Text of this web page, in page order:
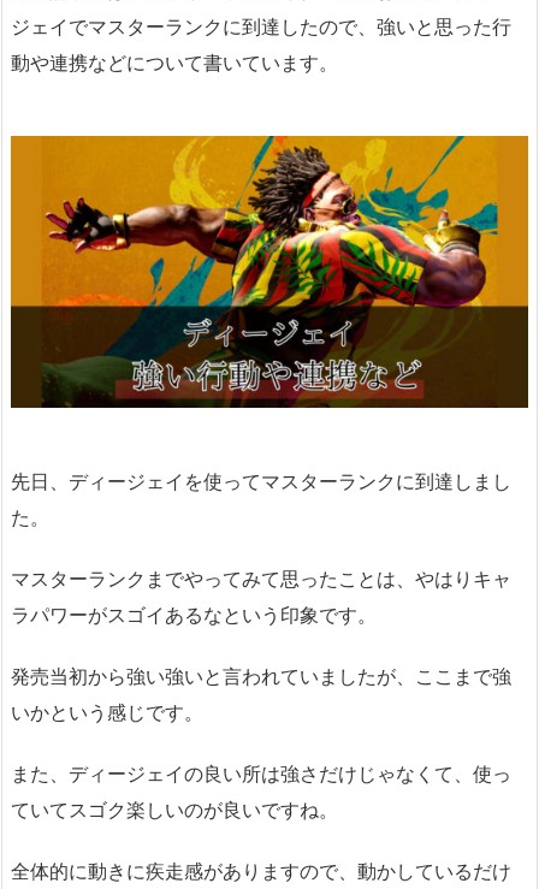
ジェイでマスターランクに到達したので、強いと思った行
動や連携などについて書いています。
先日、ディージェイを使ってマスターランクに到達しまし
た。
マスターランクまでやってみて思ったことは、やはりキャ
ラパワーがスゴイあるなという印象です。
発売当初から強い強いと言われていましたが、ここまで強
いかという感じです。
また、ディージェイの良い所は強さだけじゃなくて、使っ
ていてスゴク楽しいのが良いですね。
全体的に動きに疾走感がありますので、動かしているだけ